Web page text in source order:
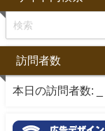
訪問者数
本日の訪問者数: